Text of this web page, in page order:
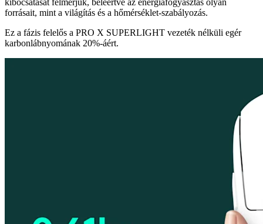
forrásait, mint a világítás és a hőmérséklet-szabályozás.
Ez a fázis felelős a PRO X SUPERLIGHT vezeték nélküli egér
karbonlábnyomának 20%-áért.